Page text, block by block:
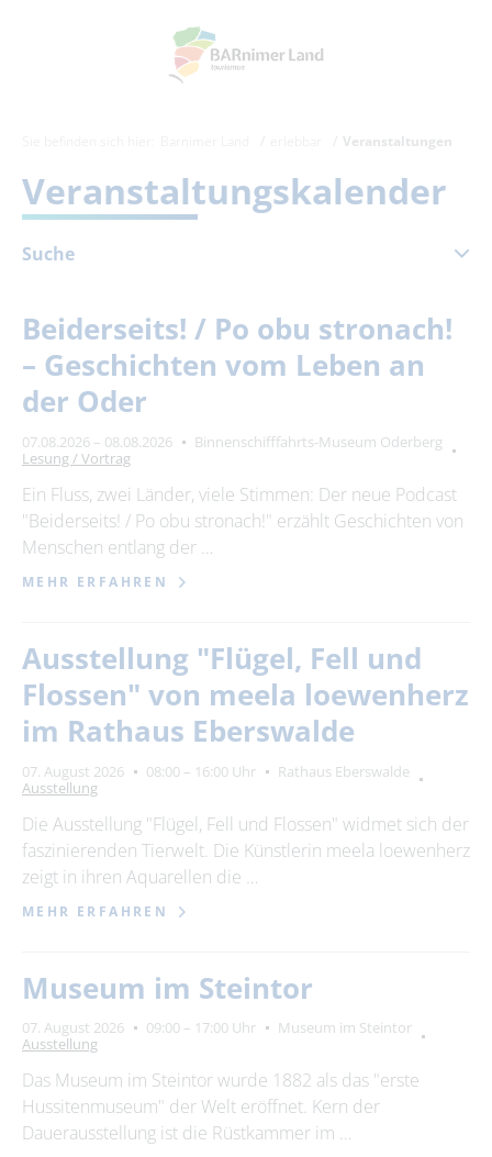
Veranstaltungen
Veranstaltungskalender
Suche
August 2026
Mo Di Mi Do Fr Sa So
1
3
4
10
11 12 13 14 15
16
17
18 19 20 21 22
23
24
25 26 27 28 29
30
Zeitraum
von
Kategorie
Suchbegriff
bitte wählen
Ort
Beiderseits! / Po obu stronach!
– Geschichten vom Leben an
der Oder
07.08.2026 – 08.08.2026
Binnenschifffahrts-Museum Oderberg
Lesung / Vortrag
Ein Fluss, zwei Länder, viele Stimmen: Der neue Podcast
"Beiderseits! / Po obu stronach!" erzählt Geschichten von
Menschen entlang der …
MEHR ERFAHREN
Ausstellung "Flügel, Fell und
Flossen" von meela loewenherz
im Rathaus Eberswalde
07. August 2026 08:00 – 16:00 Uhr
Rathaus Eberswalde
Ausstellung
Die Ausstellung "Flügel, Fell und Flossen" widmet sich der
faszinierenden Tierwelt. Die Künstlerin meela loewenherz
zeigt in ihren Aquarellen die …
MEHR ERFAHREN
Museum im Steintor
07. August 2026 09:00 – 17:00 Uhr
Museum im Steintor
Ausstellung
Das Museum im Steintor wurde 1882 als das "erste
Hussitenmuseum" der Welt eröffnet. Kern der
Dauerausstellung ist die Rüstkammer im …